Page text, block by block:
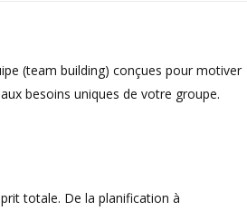
(team building) conçues pour motiver
besoins uniques de votre groupe.
totale. De la planification à